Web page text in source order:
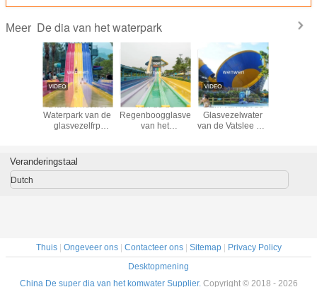
Meer De dia van het waterpark
Dia van het het
Waterpark van de
glasvezelfrp
Kinderenvolwassenen
Van de de
Regenboogglasvezel
van het
OEM van het de
Glasvezelwater
van de Vatslee het
Veranderingstaal
Dutch
Thuis| Ongeveer ons| Contacteer ons| Sitemap| Privacy Policy
Desktopmening
China De super dia van het komwater Supplier. Copyright © 2018 - 2026